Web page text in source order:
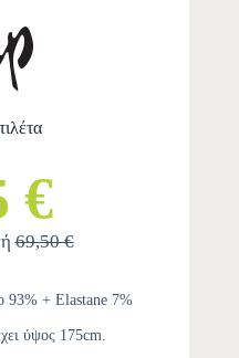
€
69,50 €
+ Elastane 7%
ύψος 175cm.